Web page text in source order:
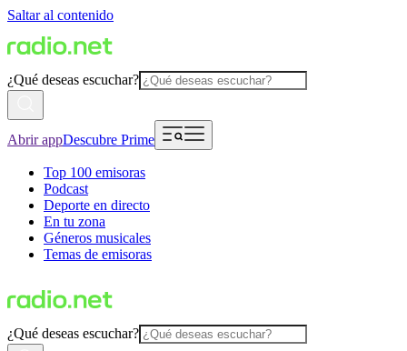
Saltar al contenido
¿Qué deseas escuchar?
Abrir appDescubre Prime
Top 100 emisoras
Podcast
Deporte en directo
En tu zona
Géneros musicales
Temas de emisoras
¿Qué deseas escuchar?